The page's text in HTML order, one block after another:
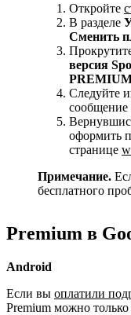
Откройте
В разделе
Сменить
версия
Следуйте
сообщение
оформить
странице
Примечание.
бесплатного
Premium в
Android
Если вы оплатили
Premium можно